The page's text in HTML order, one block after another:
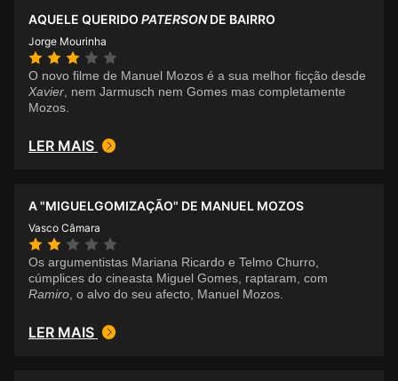
AQUELE QUERIDO PATERSONDE BAIRRO
Jorge Mourinha
O novo filme de Manuel Mozos é a sua melhor ficção desde
Xavier, nem Jarmusch nem Gomes mas completamente
Mozos.
LER MAIS
A "MIGUELGOMIZAÇÃO" DE MANUEL MOZOS
Vasco Câmara
Os argumentistas Mariana Ricardo e Telmo Churro,
cúmplices do cineasta Miguel Gomes, raptaram, com
Ramiro, o alvo do seu afecto, Manuel Mozos.
LER MAIS